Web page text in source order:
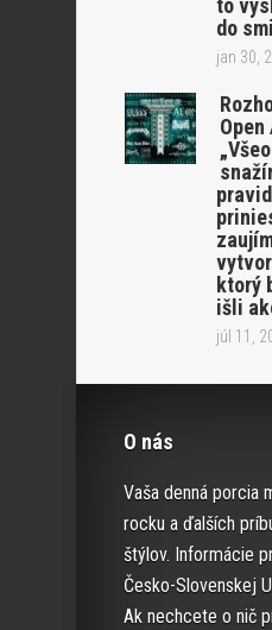
to
do
jan 30,
ktorý
išli
júl 11,
O nás
Vaša denná porcia
rocku a ďalších
štýlov. Informácie
Česko-Slovenskej
Ak nechcete o nič